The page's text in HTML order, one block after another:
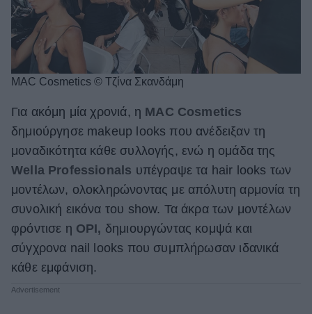
MAC Cosmetics © Τζίνα Σκανδάμη
Για ακόμη μία χρονιά, η MAC Cosmetics
δημιούργησε makeup looks που ανέδειξαν τη
μοναδικότητα κάθε συλλογής, ενώ η ομάδα της
Wella Professionals υπέγραψε τα hair looks των
μοντέλων, ολοκληρώνοντας με απόλυτη αρμονία τη
συνολική εικόνα του show. Τα άκρα των μοντέλων
φρόντισε η OPI, δημιουργώντας κομψά και
σύγχρονα nail looks που συμπλήρωσαν ιδανικά
κάθε εμφάνιση.